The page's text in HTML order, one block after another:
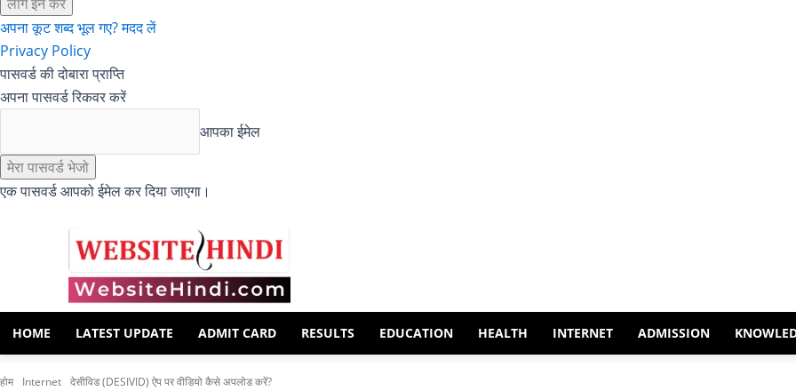
अपना कूट शब्द भूल गए? मदद लें
Privacy Policy
पासवर्ड की दोबारा प्राप्ति
अपना पासवर्ड रिकवर करें
आपका ईमेल
एक पासवर्ड आपको ईमेल कर दिया जाएगा।
HOME LATEST UPDATE ADMIT CARD RESULTS EDUCATION HEALTH INTERNET ADMISSION
होम Internet देसीविड (DESIVID) ऐप पर वीडियो कैसे अपलोड करें?